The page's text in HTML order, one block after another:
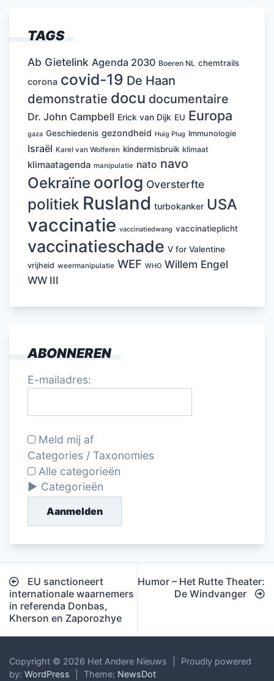
TAGS
Ab Gietelink Agenda 2030 Boeren NL chemtrails
corona covid-19 De Haan
demonstratie docu documentaire
Dr. John Campbell Erick van Dijk EU Europa
gaza Geschiedenis gezondheid Huig Plug Immunologie
Israël Karel van Wolferen kindermisbruik klimaat
klimaatagenda manipulatie nato navo
Oekraïne oorlog Oversterfte
politiek Rusland turbokanker USA
vaccinatie vaccinatiedwang vaccinatieplicht
vaccinatieschade V for Valentine
vrijheid weermanipulatie WEF WHO Willem Engel
WW III
ABONNEREN
E-mailadres:
Meld mij af
Categories / Taxonomies
Alle categorieën
Categorieën
Aanmelden
Bericht
navigatie
EU sanctioneert
internationale waarnemers
in referenda Donbas,
Kherson en Zaporozhye
Humor – Het Rutte Theater:
De Windvanger
Copyright © 2026 Het Andere Nieuws
Proudly powered
by: WordPress Theme: NewsDot